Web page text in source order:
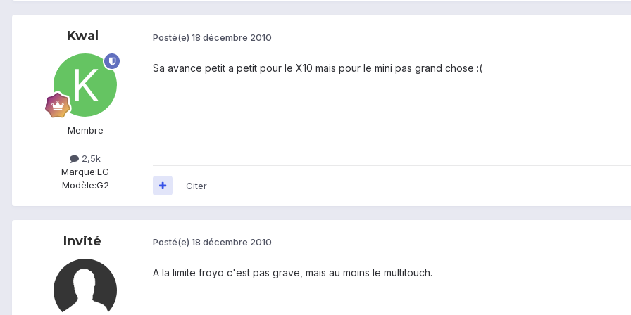
Kwal
Membre
2,5k
Marque:LG
Modèle:G2
Posté(e) 18 décembre 2010
Sa avance petit a petit pour le X10 mais pour le mini pas grand chose :(
Citer
Invité Posté(e) 18 décembre 2010
A la limite froyo c'est pas grave, mais au moins le multitouch.